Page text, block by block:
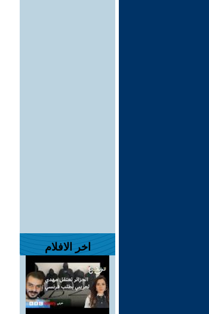
اخر الافلام